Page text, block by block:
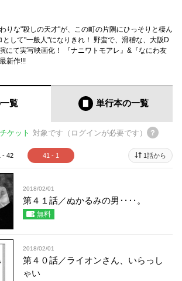
りな"殺しの天才"が、この町の片隅にひっそりと棲ん
して"一般人"になりきれ！ 野蛮で、滑稽な、大阪D
にて実写映画化！ 『ナニワトモアレ』&『なにわ友
新作!!!
覧 単行本の一覧
ケット 対象です（ログインが必要です）
- 42 41 - 1 1話から
2018/02/01
第４１話／ぬかるみの男‥‥。
無料
2018/02/01
第４０話／ライオンさん、いらっし
ゃい